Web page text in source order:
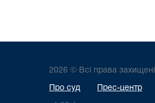
2026 © Всі права захищені
Про суд Прес-центр